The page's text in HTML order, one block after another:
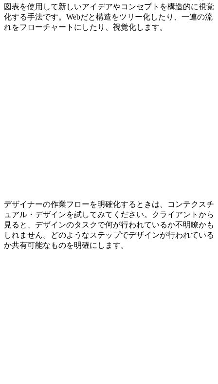
図表を使用して新しいアイデアやコンセプトを構造的に視覚
化する手法です。Webだと構造をツリー化したり、一連の流
れをフローチャートにしたり、視覚化します。
デザイナーの作業フローを明確化するときは、コンテクスチ
ュアル・デザインを試してみてください。クライアントから
見ると、デザインのタスクで何が行われているか不明瞭かも
しれません。どのようなステップでデザインが行われている
か共有可能なものを明確にします。